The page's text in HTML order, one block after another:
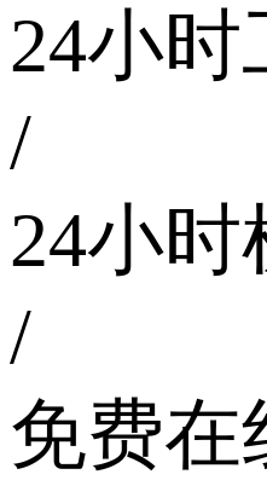
24小时
/
24小
/
免费在